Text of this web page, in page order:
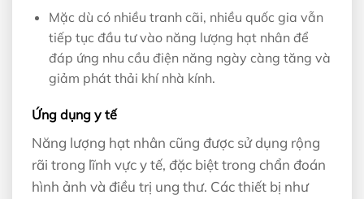
Mặc dù có nhiều tranh cãi, nhiều quốc gia vẫn
tiếp tục đầu tư vào năng lượng hạt nhân để
đáp ứng nhu cầu điện năng ngày càng tăng và
giảm phát thải khí nhà kính.
Ứng dụng y tế
Năng lượng hạt nhân cũng được sử dụng rộng
rãi trong lĩnh vực y tế, đặc biệt trong chẩn đoán
hình ảnh và điều trị ung thư. Các thiết bị như